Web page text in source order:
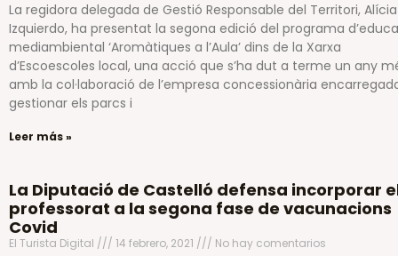
La regidora delegada de Gestió Responsable del Territori, Alícia
Izquierdo, ha presentat la segona edició del programa
mediambiental ‘Aromàtiques a l’Aula’ dins de la Xarxa
d’Escoescoles local, una acció que s’ha dut a terme un any
amb la col·laboració de l’empresa concessionària
gestionar els parcs i
Leer más »
La Diputació de Castelló defensa incorporar
professorat a la segona fase de vacunacions
Covid
El Turista Digital 14 febrero, 2021 No hay comentarios